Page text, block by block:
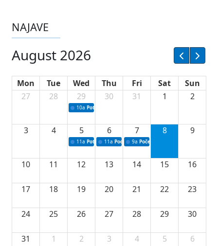
NAJAVE
August 2026
Mon Tue Wed Thu Fri Sat
Sun
27
28 29
10a Potpisivanje ugovora sa neprofitnim
30 31 1 2
3 4 5
11a Potpisivanje ugovora o stipendijama za
6
11a Podrška razvoju vodne infrastrukture u
7
9a Početak izgradnje nove
8 9
10 11 12 13 14 15 16
17 18 19 20 21 22 23
24 25 26 27 28 29 30
31 1 2 3 4 5 6